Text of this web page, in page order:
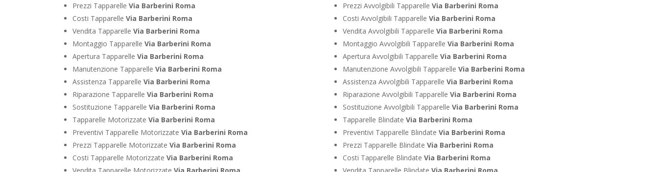
Prezzi TapparelleVia Barberini Roma
Costi TapparelleVia Barberini Roma
Vendita TapparelleVia Barberini Roma
Montaggio TapparelleVia Barberini Roma
Apertura TapparelleVia Barberini Roma
Manutenzione TapparelleVia Barberini Roma
Assistenza TapparelleVia Barberini Roma
Riparazione TapparelleVia Barberini Roma
Sostituzione TapparelleVia Barberini Roma
Tapparelle MotorizzateVia Barberini Roma
Preventivi Tapparelle MotorizzateVia Barberini Roma
Prezzi Tapparelle MotorizzateVia Barberini Roma
Costi Tapparelle MotorizzateVia Barberini Roma
Prezzi Avvolgibili Tapparelle Via Barberini Roma
Costi Avvolgibili Tapparelle Via Barberini Roma
Vendita Avvolgibili Tapparelle Via Barberini Roma
Montaggio Avvolgibili Tapparelle Via Barberini Roma
Apertura Avvolgibili Tapparelle Via Barberini Roma
Manutenzione Avvolgibili Tapparelle Via Barberini Roma
Assistenza Avvolgibili Tapparelle Via Barberini Roma
Riparazione Avvolgibili Tapparelle Via Barberini Roma
Sostituzione Avvolgibili Tapparelle Via Barberini Roma
Tapparelle Blindate Via Barberini Roma
Preventivi Tapparelle Blindate Via Barberini Roma
Prezzi Tapparelle Blindate Via Barberini Roma
Costi Tapparelle Blindate Via Barberini Roma